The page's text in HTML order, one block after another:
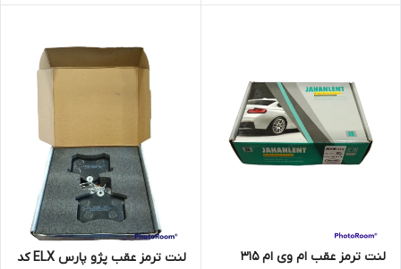
لنت ترمز عقب ام وی ام 315
لنت ترمز عقب پژو پارس ELX کد